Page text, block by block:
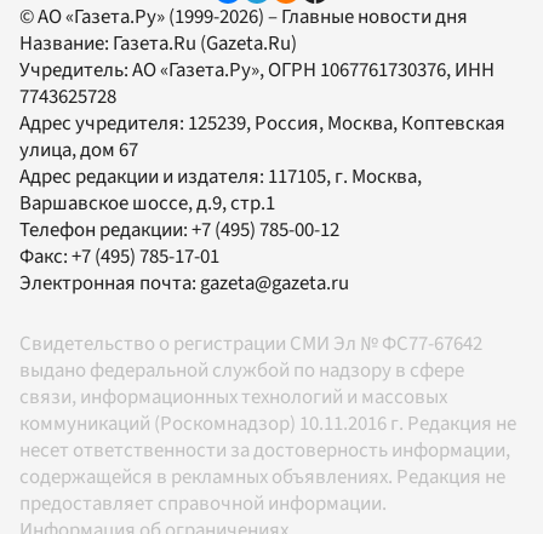
© АО «Газета.Ру» (1999-2026) – Главные новости дня
Название: Газета.Ru (Gazeta.Ru)
Учредитель:АО «Газета.Ру», ОГРН 1067761730376, ИНН
7743625728
Адрес учредителя: 125239, Россия, Москва, Коптевская
улица, дом 67
Адрес редакции и издателя: 117105, г. Москва,
Варшавское шоссе, д.9, стр.1
Телефон редакции:+7 (495) 785-00-12
Факс:+7 (495) 785-17-01
Электронная почта: gazeta@gazeta.ru
Свидетельство о регистрации СМИ Эл № ФС77-67642
выдано федеральной службой по надзору в сфере
связи, информационных технологий и массовых
коммуникаций (Роскомнадзор) 10.11.2016 г. Редакция не
несет ответственности за достоверность информации,
содержащейся в рекламных объявлениях. Редакция не
предоставляет справочной информации.